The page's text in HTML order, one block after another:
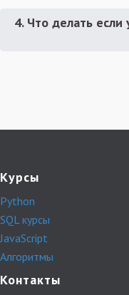
4. Что делать если
Курсы
Python
SQL курсы
JavaScript
Алгоритмы
Контакты